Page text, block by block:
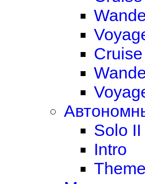
Solo II
Intro
Theme